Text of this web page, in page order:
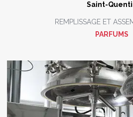
Saint-
REMPLISSAGE ET
PARFUMS